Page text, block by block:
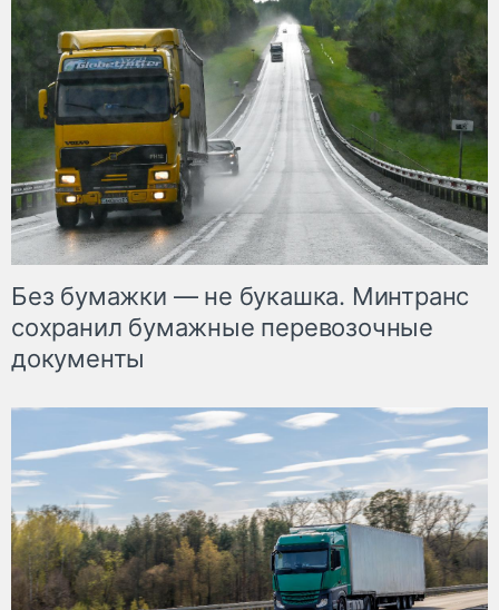
Без бумажки — не букашка. Минтранс
сохранил бумажные перевозочные
документы